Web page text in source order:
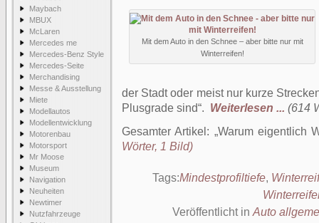
Maybach
MBUX
McLaren
Mercedes me
Mercedes-Benz Style
Mercedes-Seite
Merchandising
Messe & Ausstellung
Miete
Modellautos
Modellentwicklung
Motorenbau
Motorsport
Mr Moose
Museum
Navigation
Neuheiten
Newtimer
Nutzfahrzeuge
Mit dem Auto in den Schnee – aber bitte nur mit
Winterreifen!
der Stadt oder meist nur kurze
Plusgrade sind“. Weiterlesen ... (614
Gesamter Artikel:
Warum eigentlich
Wörter, 1 Bild)
Tags:Mindestprofiltiefe,
Veröffentlicht in Auto